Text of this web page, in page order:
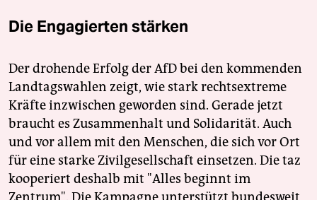
Die Engagierten stärken
Der drohende Erfolg der AfD bei den kommenden
Landtagswahlen zeigt, wie stark rechtsextreme
Kräfte inzwischen geworden sind. Gerade jetzt
braucht es Zusammenhalt und Solidarität. Auch
und vor allem mit den Menschen, die sich vor Ort
für eine starke Zivilgesellschaft einsetzen. Die taz
kooperiert deshalb mit "Alles beginnt im